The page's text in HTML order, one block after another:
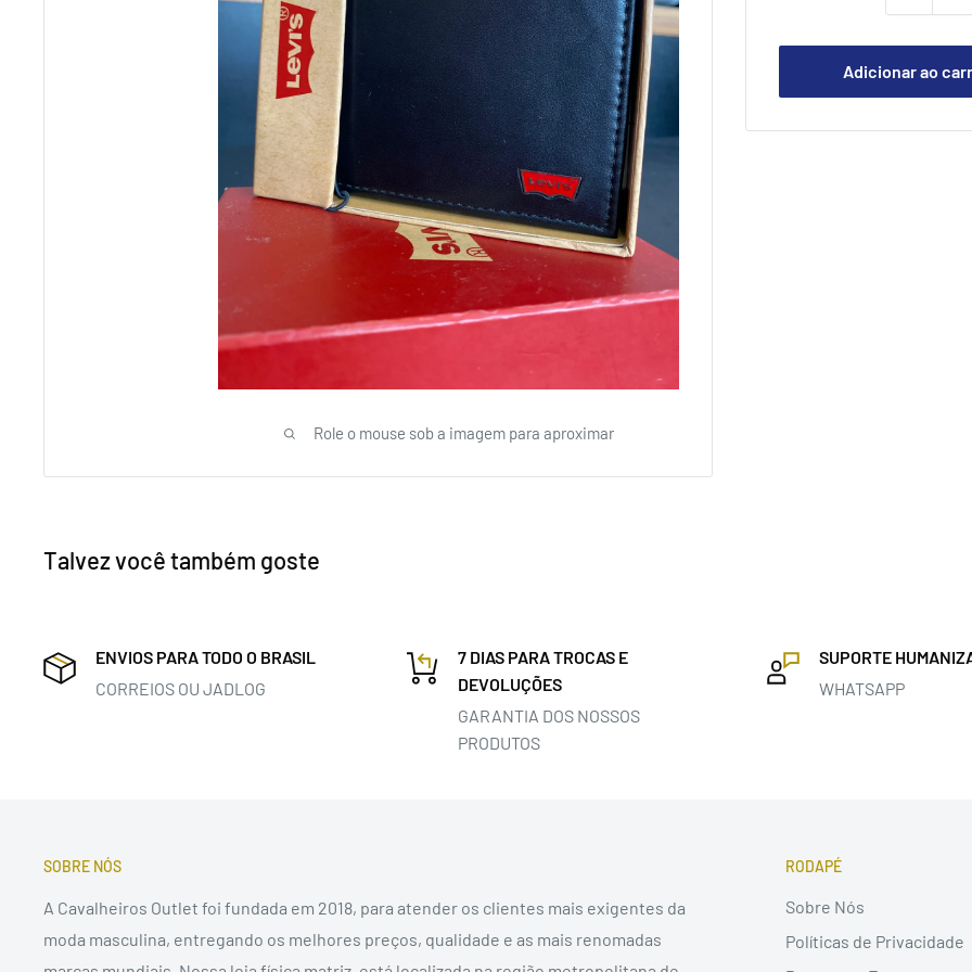
Role o mouse sob a imagem para aproximar
Adicionar ao
Talvez você também goste
ENVIOS PARA TODO O BRASIL
CORREIOS OU JADLOG
7 DIAS PARA TROCAS E
DEVOLUÇÕES
GARANTIA DOS NOSSOS
PRODUTOS
SUPORTE
WHATSAPP
SOBRE NÓS
A Cavalheiros Outlet foi fundada em 2018, para atender os clientes mais exigentes da
moda masculina, entregando os melhores preços, qualidade e as mais renomadas
RODAPÉ
Sobre Nós
Políticas de Privacidade